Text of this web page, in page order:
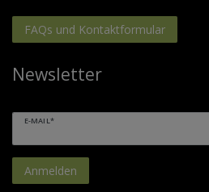
FAQs und Kontaktformular
Newsletter
E-MAIL*
Anmelden